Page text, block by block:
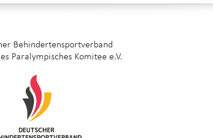
Behindertensportverband
Paralympisches Komitee e.V.